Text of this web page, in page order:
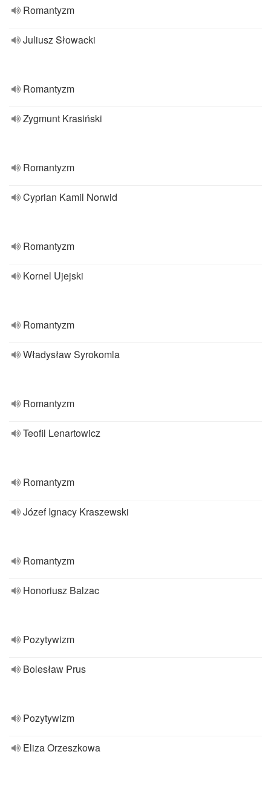
Romantyzm
Juliusz Słowacki
Romantyzm
Zygmunt Krasiński
Romantyzm
Cyprian Kamil Norwid
Romantyzm
Kornel Ujejski
Romantyzm
Władysław Syrokomla
Romantyzm
Teofil Lenartowicz
Romantyzm
Józef Ignacy Kraszewski
Romantyzm
Honoriusz Balzac
Pozytywizm
Bolesław Prus
Pozytywizm
Eliza Orzeszkowa